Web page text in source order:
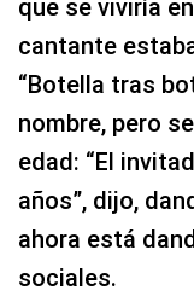
que se viviría
cantante
“Botella tras
nombre, pero
edad: “El
años”, dijo,
ahora está
sociales.